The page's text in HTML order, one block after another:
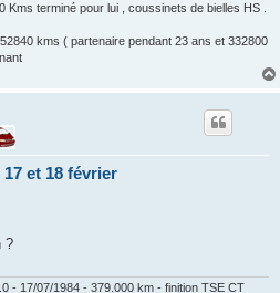
terminé pour lui , coussinets de bielles HS .
kms ( partenaire pendant 23 ans et 332800
et 18 février
?
- 17/07/1984 - 379.000 km - finition TSE CT